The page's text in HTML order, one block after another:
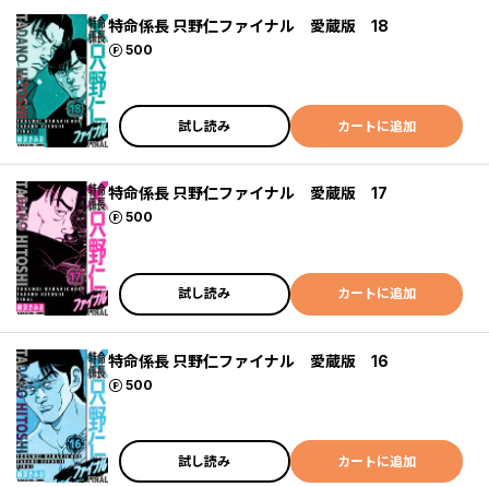
特命係長 只野仁ファイナル 愛蔵版 18
500
ポイント
試し読み カートに追加
特命係長 只野仁ファイナル 愛蔵版 17
500
ポイント
試し読み カートに追加
特命係長 只野仁ファイナル 愛蔵版 16
500
ポイント
試し読み カートに追加